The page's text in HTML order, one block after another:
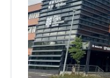
статей в
журналах. В
планах и